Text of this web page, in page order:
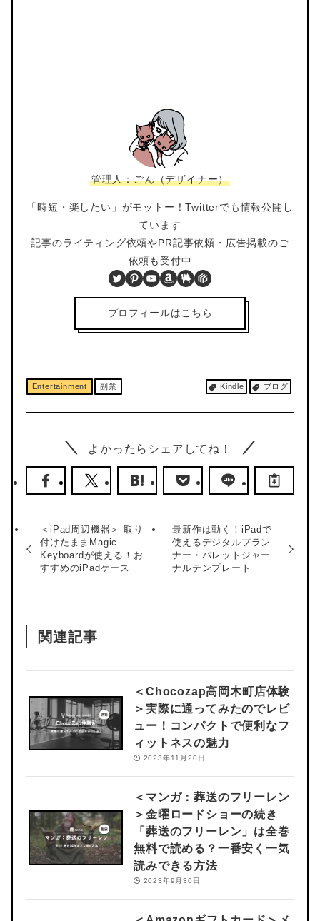
管理人：ごん（デザイナー）
「時短・楽したい」がモットー！Twitterでも情報公開し
ています
記事のライティング依頼やPR記事依頼・広告掲載のご
依頼も受付中
Twitter
Pinterest
YouTube
Amazon
BOOTH
PIXTA
プロフィールはこちら
Entertainment 副業 Kindle ブログ
よかったらシェアしてね！
＜iPad周辺機器＞ 取り
付けたままMagic
Keyboardが使える！お
すすめのiPadケース
最新作は動く！iPadで
使えるデジタルプラン
ナー・バレットジャー
ナルテンプレート
関連記事
＜Chocozap高岡木町店体験
＞実際に通ってみたのでレビ
ュー！コンパクトで便利なフ
ィットネスの魅力
2023年11月20日
＜マンガ：葬送のフリーレン
＞金曜ロードショーの続き
「葬送のフリーレン」は全巻
無料で読める？一番安く一気
読みできる方法
2023年9月30日